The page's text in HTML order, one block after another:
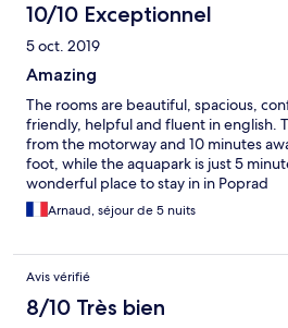
10/10 Exceptionnel
5 oct. 2019
Amazing
The rooms are beautiful, spacious,
friendly, helpful and fluent in english.
from the motorway and 10 minutes
foot, while the aquapark is just 5
wonderful place to stay in in Poprad
Arnaud, séjour de 5 nuits
Avis vérifié
8/10 Très bien